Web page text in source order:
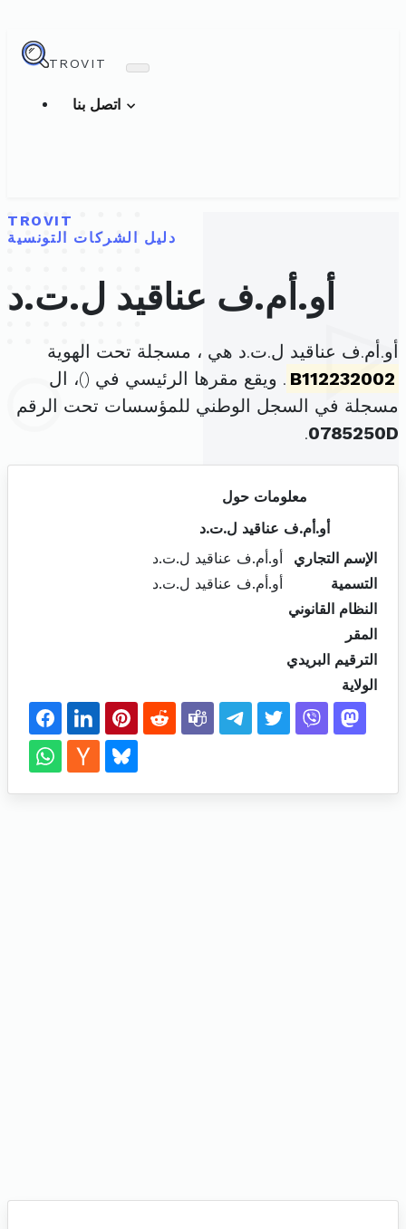
TROVIT
TROVIT
دليل الشركات التونسية
أو.أم.ف عناقيد ل.ت.د
أو.أم.ف عناقيد ل.ت.د هي ، مسجلة تحت الهوية
B112232002 . ويقع مقرها الرئيسي في ()، ال
مسجلة في السجل الوطني للمؤسسات تحت الرقم
0785250D
.
معلومات حول
أو.أم.ف عناقيد ل.ت.د
الإسم التجاري
أو.أم.ف عناقيد ل.ت.د
التسمية
أو.أم.ف عناقيد ل.ت.د
النظام القانوني
المقر
الترقيم البريدي
الولاية